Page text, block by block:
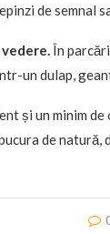
de semnal
În
un dulap,
și un minim
de